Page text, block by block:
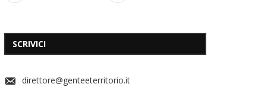
SCRIVICI
direttore@genteeterritorio.it